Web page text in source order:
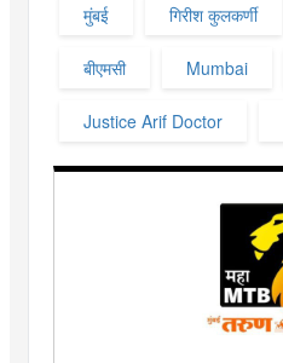
मुंबई गिरीश कुलकर्णी
बीएमसी Mumbai
Justice Arif Doctor